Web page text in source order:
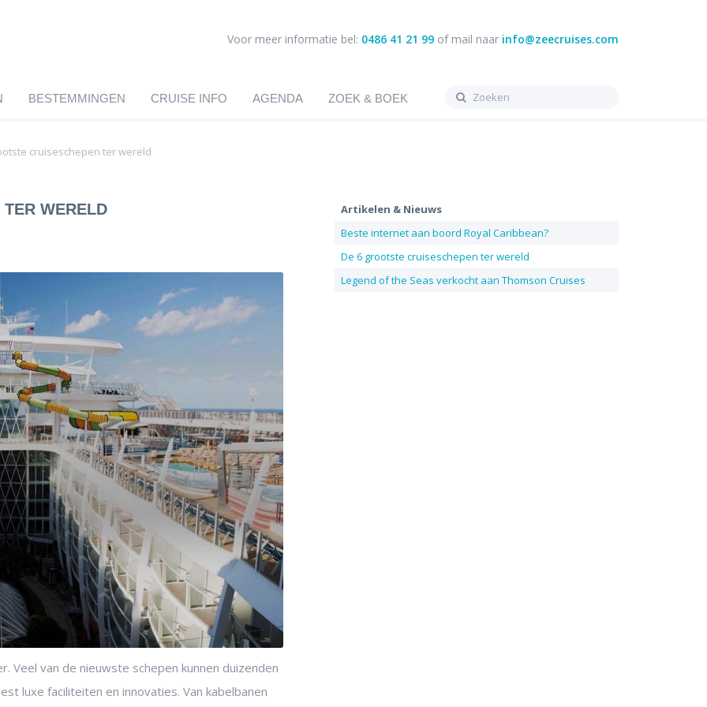
Voor meer informatie bel: 0486 41 21 99 of mail naar info@zeecruises.com
BESTEMMINGEN CRUISE INFO AGENDA ZOEK & BOEK
cruiseschepen ter wereld
WERELD
van de nieuwste schepen kunnen duizenden
luxe faciliteiten en innovaties. Van kabelbanen
Artikelen & Nieuws
Beste internet aan boord Royal Caribbean?
De 6 grootste cruiseschepen ter wereld
Legend of the Seas verkocht aan Thomson Cruises